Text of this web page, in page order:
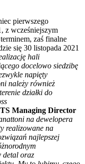
pierwszego
z wcześniejszym
zaś finalne
się 30 listopada 2021
hali
docelowo siedzibę
napięty
należy również
działki do
Managing Director
na dewelopera
realizowane na
najlepszej
detal oraz